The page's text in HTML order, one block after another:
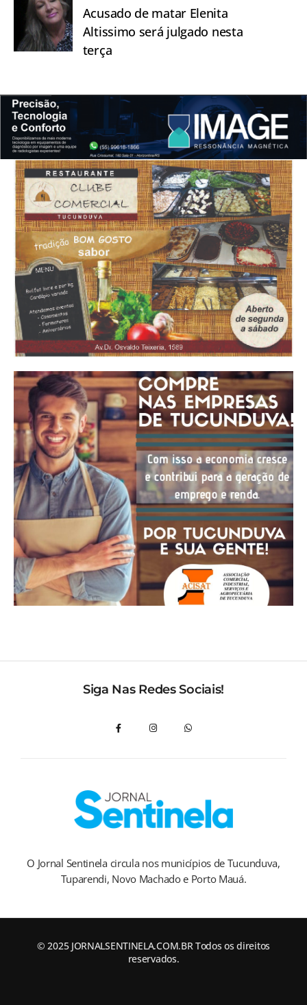
Acusado de matar Elenita
Altissimo será julgado nesta
terça
Siga Nas Redes Sociais!
O Jornal Sentinela circula nos municípios de Tucunduva,
Tuparendi, Novo Machado e Porto Mauá.
© 2025 JORNALSENTINELA.COM.BR Todos os direitos
reservados.